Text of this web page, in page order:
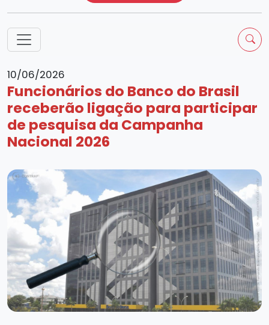
10/06/2026
Funcionários do Banco do Brasil
receberão ligação para participar
de pesquisa da Campanha
Nacional 2026